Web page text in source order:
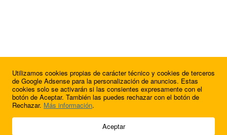
© 2009 - 2026 Soluciones Corporativas IP, SL.
Utilizamos cookies propias de carácter técnico y cookies de terceros
de Google Adsense para la personalización de anuncios. Estas
cookies solo se activarán si las consientes expresamente con el
botón de Aceptar. También las puedes rechazar con el botón de
Rechazar. Más información.
Aceptar